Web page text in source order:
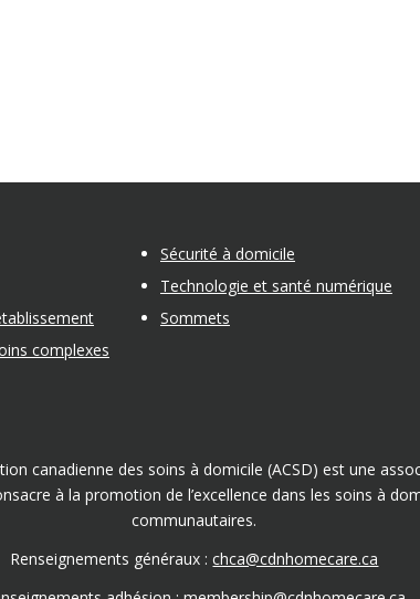
complexes
Sécurité à domicile
Technologie et santé numérique
Sommets
canadienne des soins à domicile (ACSD) est une
à la promotion de l’excellence dans les soins à
communautaires.
Renseignements généraux :chca@cdnhomecare.ca